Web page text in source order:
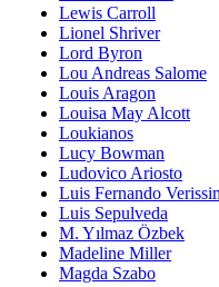
Lewis Carroll
Lionel Shriver
Lord Byron
Lou Andreas Salome
Louis Aragon
Louisa May Alcott
Loukianos
Lucy Bowman
Ludovico Ariosto
Luis Fernando
Luis Sepulveda
M. Yılmaz Özbek
Madeline Miller
Magda Szabo